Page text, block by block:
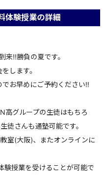
体験授業の詳細
来!!勝負の夏です。
します。
お早めにご予約ください!!
高グループの生徒はもちろ
徒さんも通塾可能です。
室(大阪)、またオンラインに
験授業を受けることが可能で